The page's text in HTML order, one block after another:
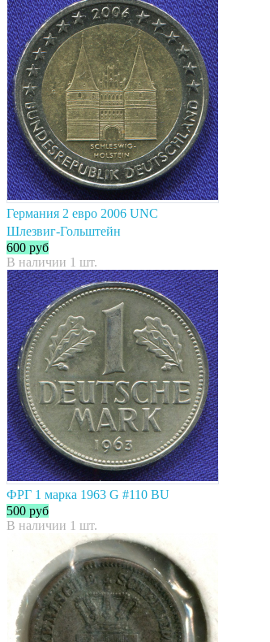
Германия 2 евро 2006 UNC
Шлезвиг-Гольштейн
600 руб
В наличии 1 шт.
ФРГ 1 марка 1963 G #110 BU
500 руб
В наличии 1 шт.